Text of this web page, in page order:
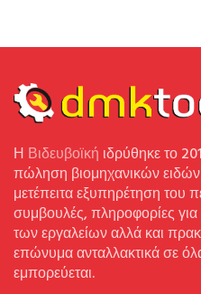
Η Βιδευβοϊκή ιδρύθηκε το
πώληση βιομηχανικών
μετέπειτα εξυπηρέτηση του
συμβουλές, πληροφορίες για
των εργαλείων αλλά και
επώνυμα ανταλλακτικά σε
εμπορεύεται.